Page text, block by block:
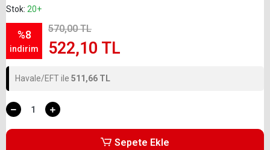
Stok: 20+
%8
indirim
570,00 TL
522,10 TL
Havale/EFT ile 511,66 TL
Sepete Ekle